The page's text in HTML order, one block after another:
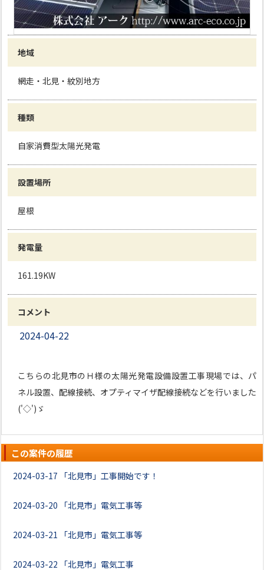
地域
網走・北見・紋別地方
種類
自家消費型太陽光発電
設置場所
屋根
発電量
161.19KW
コメント
2024-04-22
こちらの北見市のＨ様の太陽光発電設備設置工事現場では、パ
ネル設置、配線接続、オプティマイザ配線接続などを行いました
('◇')ゞ
この案件の履歴
2024-03-17 「北見市」工事開始です！
2024-03-20 「北見市」電気工事等
2024-03-21 「北見市」電気工事等
2024-03-22 「北見市」電気工事